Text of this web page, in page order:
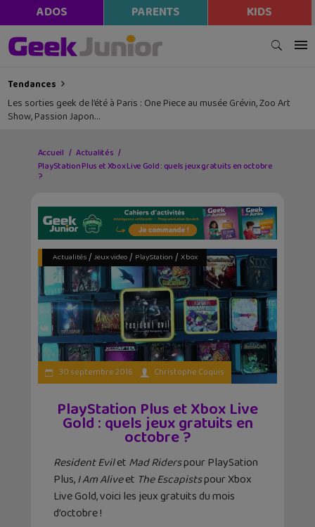
ADOS PARENTS KIDS
Tendances
Les sorties geek de l’été à Paris : One Piece au musée Grévin, Zoo Art
Show, Passion Japon…
Accueil
Actualités
PlayStation Plus et Xbox Live Gold : quels jeux gratuits en octobre
?
Actualités/ Jeux video/ PlayStation / Xbox
30 septembre 2016 Christophe Coquis
PlayStation Plus et Xbox Live
Gold : quels jeux gratuits en
octobre ?
Resident Evilet Mad Riderspour PlaySation
Plus,I Am Aliveet The Escapistspour Xbox
Live Gold, voici les jeux gratuits du mois
d’octobre !